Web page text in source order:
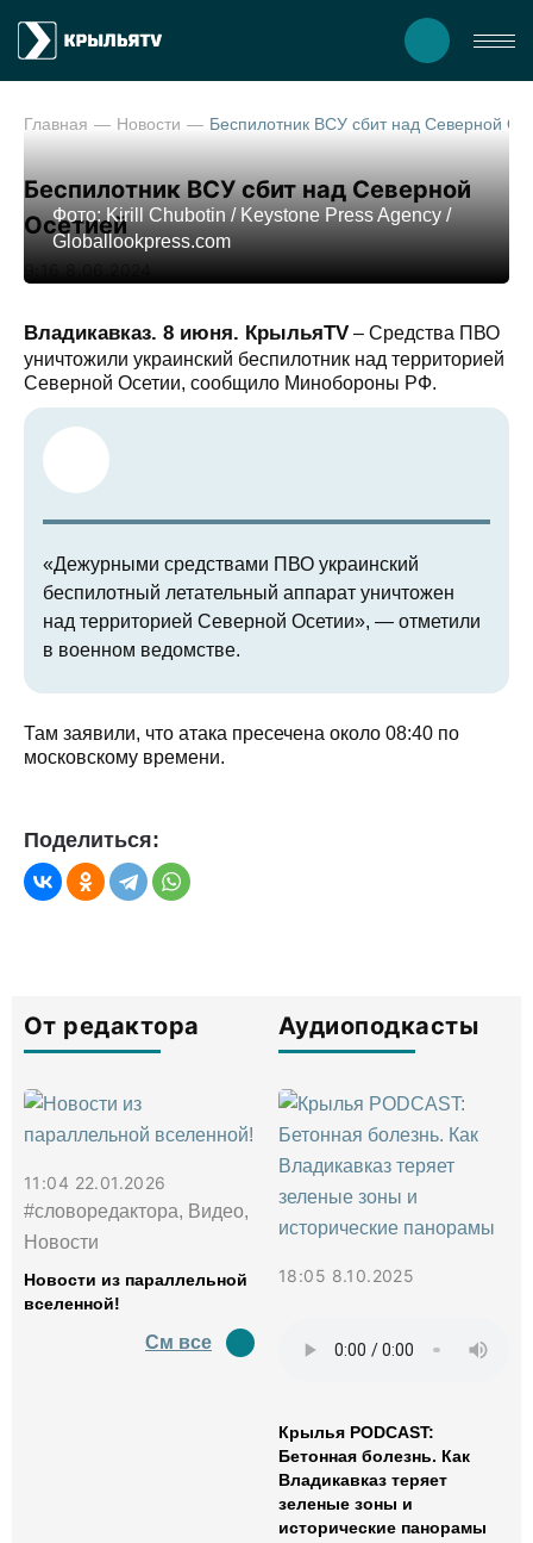
Главная Новости
Беспилотник ВСУ сбит над Северной
Осетией
9:16 8.06.2024
Фото: Kirill Chubotin / Keystone Press Agency /
Globallookpress.com
Владикавказ. 8 июня. КрыльяTV – Средства ПВО
уничтожили украинский беспилотник над территорией
Северной Осетии, сообщило Минобороны РФ.
«Дежурными средствами ПВО украинский
беспилотный летательный аппарат уничтожен
над территорией Северной Осетии», — отметили
в военном ведомстве.
Там заявили, что атака пресечена около 08:40 по
московскому времени.
Поделиться:
От редактора
11:04 22.01.2026
#словоредактора, Видео,
Новости
Новости из параллельной
вселенной!
См все
Аудиоподкасты
18:05 8.10.2025
Крылья PODCAST:
Бетонная болезнь. Как
Владикавказ теряет
зеленые зоны и
исторические панорамы